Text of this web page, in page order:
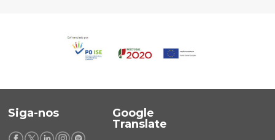
Siga-nos
Google
Translate